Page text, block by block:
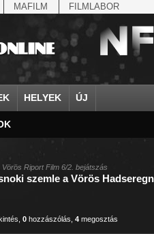
MAFILM FILMLABOR
HELYEK ÚJ
magyarok
április 4.
arisztokrácia
dr.
Aimone savoya-
Albert Ferenc
Albert Ferenc
Alag
Albánia
, Vörös Riport Film 6/2. bejátszás
szemle a Vörös
,0 hozzászólás ,4 megosztás